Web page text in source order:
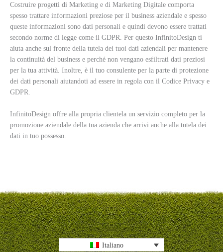
Costruire progetti di Marketing e di Marketing Digitale comporta
spesso trattare informazioni preziose per il business aziendale e spesso
queste informazioni sono dati personali e quindi devono essere trattati
secondo norme di legge come il GDPR. Per questo InfinitoDesign ti
aiuta anche sul fronte della tutela dei tuoi dati aziendali per mantenere
la continuità del business e perché non vengano esfiltrati dati preziosi
per la tua attività. Inoltre, è il tuo consulente per la parte di protezione
dei dati personali aiutandoti ad essere in regola con il Codice Privacy e
GDPR.
InfinitoDesign offre alla propria clientela un servizio completo per la
promozione aziendale della tua azienda che arrivi anche alla tutela dei
dati in tuo possesso.
Italiano